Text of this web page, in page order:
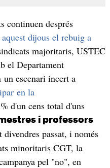
continuen després
dijous el rebuig a
majoritaris, USTEC
el Departament
escenari incert a
en la
d'un cens total d'uns
i professors
passat, i només
minoritaris CGT, la
pel "no", en